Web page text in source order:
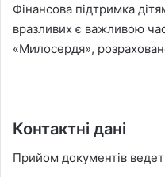
Фінансова підтримка
вразливих є важливою
«Милосердя»,
Контактні дані
Прийом документів